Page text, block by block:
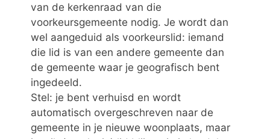
van de kerkenraad van die
voorkeursgemeente nodig. Je wordt dan
wel aangeduid als voorkeurslid: iemand
die lid is van een andere gemeente dan
de gemeente waar je geografisch bent
ingedeeld.
Stel: je bent verhuisd en wordt
automatisch overgeschreven naar de
gemeente in je nieuwe woonplaats, maar